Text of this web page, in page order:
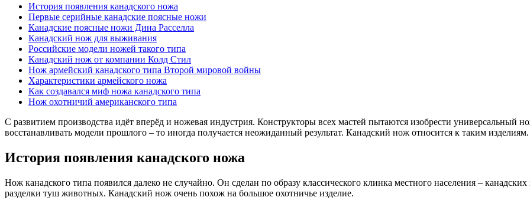
История появления канадского ножа
Первые серийные канадские поясные ножи
Канадские поясные ножи Дина Расселла
Канадский нож для выживания
Российские модели ножей такого типа
Канадский нож от компании Колд Стил
Нож армейский канадского типа Второй мировой войны
Характеристики армейского ножа
Как создавался миф ножа канадского типа
Нож охотничий американского типа
С развитием производства идёт вперёд и ножевая индустрия. Конструкторы всех мастей пытаются изобрести универсальный
восстанавливать модели прошлого – то иногда получается неожиданный результат. Канадский нож относится к таким
История появления канадского ножа
Нож канадского типа появился далеко не случайно. Он сделан по образу классического клинка местного населения –
разделки туш животных. Канадский нож очень похож на большое охотничье изделие.